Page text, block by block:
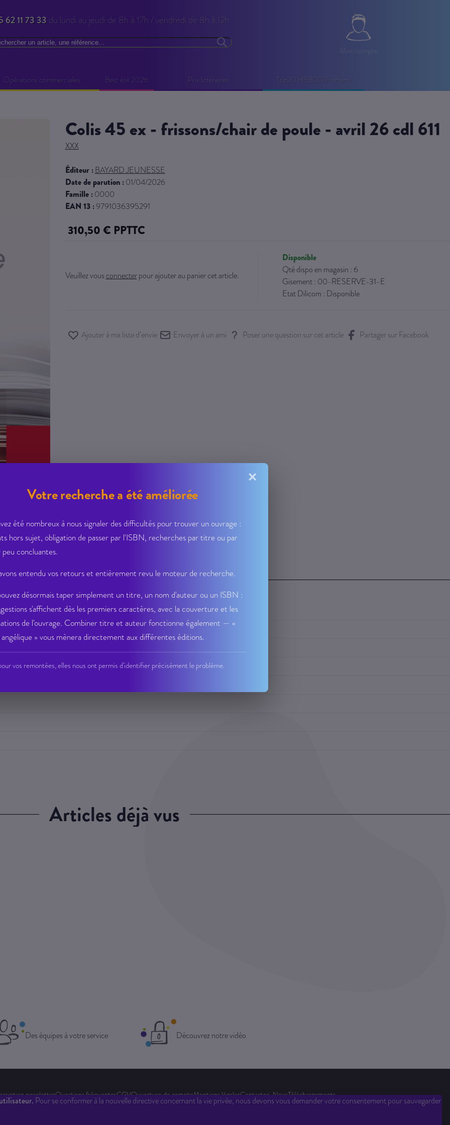
Votre recherche a été améliorée
été nombreux à nous signaler des difficultés pour trouver un ouvrage :
hors sujet, obligation de passer par l'ISBN, recherches par titre ou par
concluantes.
entendu vos retours et entièrement revu le moteur de recherche.
désormais taper simplement un titre, un nom d'auteur ou un ISBN :
s'affichent dès les premiers caractères, avec la couverture et les
de l'ouvrage. Combiner titre et auteur fonctionne également — «
angélique » vous mènera directement aux différentes éditions.
vos remontées, elles nous ont permis d'identifier précisément le problème.
×
Pour se conformer à la nouvelle directive concernant la vie privée, nous devons vous demander votre consentement pour sauvegarder
62 11 73 33 du lundi au jeudi de 8h à 17h / vendredi de 8h à 12h
Rechercher
Mon compte
Mon compte
Opérations commerciales Best été 2026 Prix littéraires Top20 HEBDO Romans
colis 45 ex - frissons/chair de poule - avril 26 cdl 611
XXX
Éditeur : BAYARD JEUNESSE
Date de parution : 01/04/2026
Famille : 0000
EAN 13 :9791036395291
310,50 € PPTTC
Veuillez vous connecterpour ajouter au panier cet article.
Disponible
Qté dispo en magasin : 6
Gisement : 00-RESERVE-31-E
Etat Dilicom : Disponible
Ajouter à ma liste d’envie Envoyer à un ami Poser une question sur cet article Partager sur Facebook
26 CDL 611
articles déjà vus
Des équipes à votre service Découvrez notre vidéo
newsletterQuestions fréquentesCGVOuverture de compteMentions légalesContactez-NousTéléchargements